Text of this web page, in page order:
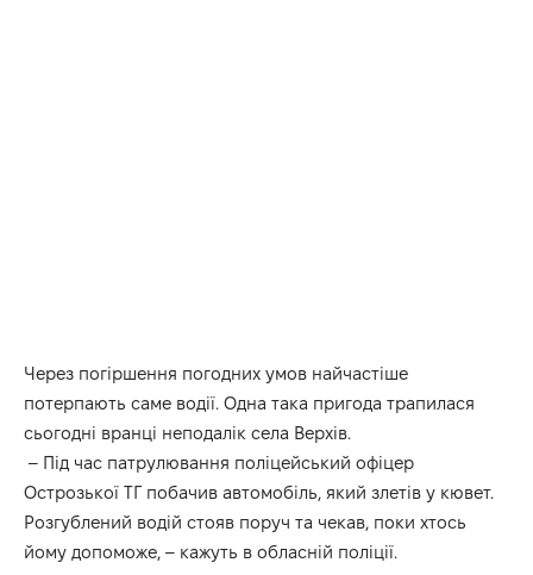
Через погіршення погодних умов найчастіше
потерпають саме водії. Одна така пригода трапилася
сьогодні вранці неподалік села Верхів.
– Під час патрулювання поліцейський офіцер
Острозької ТГ побачив автомобіль, який злетів у кювет.
Розгублений водій стояв поруч та чекав, поки хтось